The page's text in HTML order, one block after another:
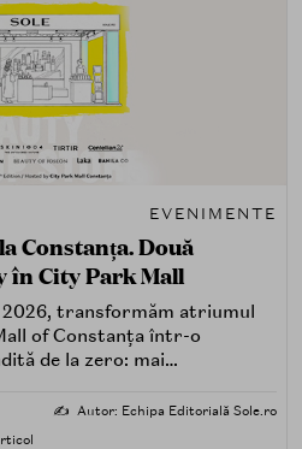
EVENIMENTE
Constanța. Două
în City Park Mall
transformăm atriumul
of Constanța într-o
de la zero: mai
descoperi produse — testând,
✍️ Autor: Echipa Editorială Sole.ro